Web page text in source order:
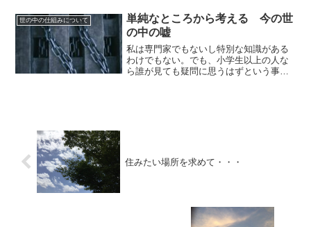
ではマシだといいけど。ケ...
世の中の仕組みについて
単純なところから考える 今の世
の中の嘘
私は専門家でもないし特別な知識がある
わけでもない。でも、小学生以上の人な
ら誰が見ても疑問に思うはずという事が
住みたい場所を求めて・・・